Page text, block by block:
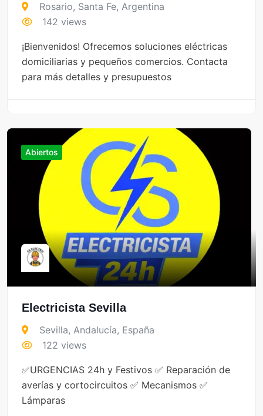
Rosario, Santa Fe, Argentina
142 views
¡Bienvenidos! Ofrecemos soluciones eléctricas
domiciliarias y pequeños comercios. Contacta
para más detalles y presupuestos
Abiertos
Electricista Sevilla
Sevilla, Andalucía, España
122 views
✅URGENCIAS 24h y Festivos ✅ Reparación de
averías y cortocircuitos ✅ Mecanismos ✅
Lámparas